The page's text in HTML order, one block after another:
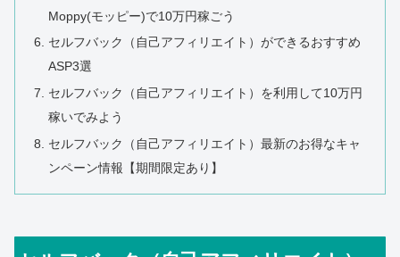
Moppy(モッピー)で10万円稼ごう
セルフバック（自己アフィリエイト）ができるおすすめ
ASP3選
セルフバック（自己アフィリエイト）を利用して10万円
稼いでみよう
セルフバック（自己アフィリエイト）最新のお得なキャ
ンペーン情報【期間限定あり】